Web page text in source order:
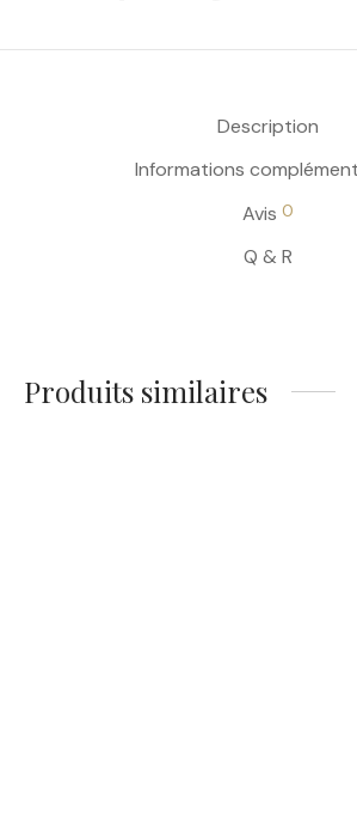
Description
Informations
Avis 0
Q & R
Produits similaires